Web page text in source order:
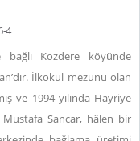
4
bağlı Kozdere köyünde
İlkokul mezunu olan
ve 1994 yılında Hayriye
Sancar, hâlen bir